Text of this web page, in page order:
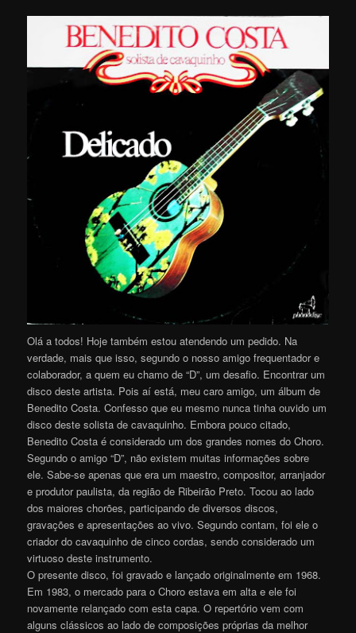
Olá a todos! Hoje também estou atendendo um pedido. Na
verdade, mais que isso, segundo o nosso amigo frequentador e
colaborador, a quem eu chamo de “D”, um desafio. Encontrar um
disco deste artista. Pois aí está, meu caro amigo, um álbum de
Benedito Costa. Confesso que eu mesmo nunca tinha ouvido um
disco deste solista de cavaquinho. Embora pouco citado,
Benedito Costa é considerado um dos grandes nomes do Choro.
Segundo o amigo “D”, não existem muitas informações sobre
ele. Sabe-se apenas que era um maestro, compositor, arranjador
e produtor paulista, da região de Ribeirão Preto. Tocou ao lado
dos maiores chorões, participando de diversos discos,
gravações e apresentações ao vivo. Segundo contam, foi ele o
criador do cavaquinho de cinco cordas, sendo considerado um
virtuoso deste instrumento.
O presente disco, foi gravado e lançado originalmente em 1968.
Em 1983, o mercado para o Choro estava em alta e ele foi
novamente relançado com esta capa. O repertório vem com
alguns clássicos ao lado de composições próprias da melhor